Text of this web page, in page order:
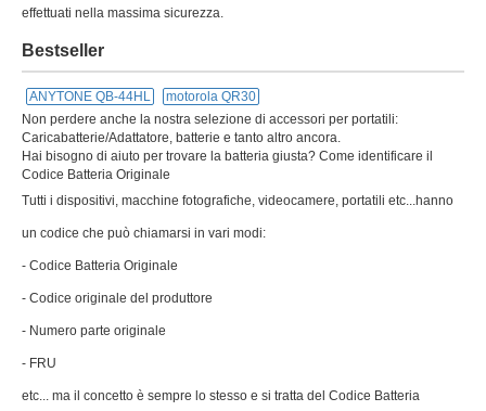
effettuati nella massima sicurezza.
Bestseller
ANYTONE QB-44HL
motorola QR30
Non perdere anche la nostra selezione di accessori per portatili:
Caricabatterie/Adattatore, batterie e tanto altro ancora.
Hai bisogno di aiuto per trovare la batteria giusta? Come identificare il
Codice Batteria Originale
Tutti i dispositivi, macchine fotografiche, videocamere, portatili etc...hanno
un codice che può chiamarsi in vari modi:
- Codice Batteria Originale
- Codice originale del produttore
- Numero parte originale
- FRU
etc... ma il concetto è sempre lo stesso e si tratta del Codice Batteria